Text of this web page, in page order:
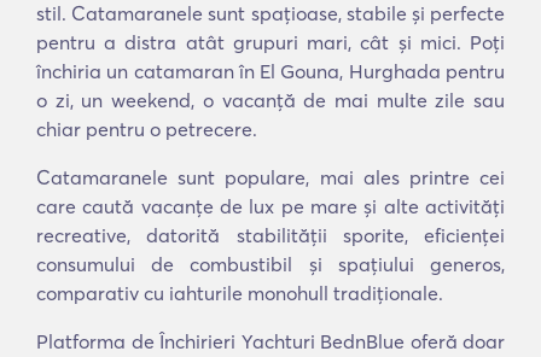
stil. Catamaranele sunt spațioase, stabile și perfecte
pentru a distra atât grupuri mari, cât și mici. Poți
închiria un catamaran în El Gouna, Hurghada pentru
o zi, un weekend, o vacanță de mai multe zile sau
chiar pentru o petrecere.
Catamaranele sunt populare, mai ales printre cei
care caută vacanțe de lux pe mare și alte activități
recreative, datorită stabilității sporite, eficienței
consumului de combustibil și spațiului generos,
comparativ cu iahturile monohull tradiționale.
Platforma de Închirieri Yachturi BednBlue oferă doar